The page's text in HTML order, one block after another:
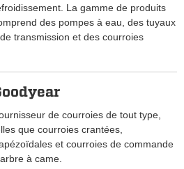
La gamme de produits
des pompes à eau, des tuyaux
transmission et des courroies
de courroies de tout type,
que courroies crantées,
et courroies de commande
à came.